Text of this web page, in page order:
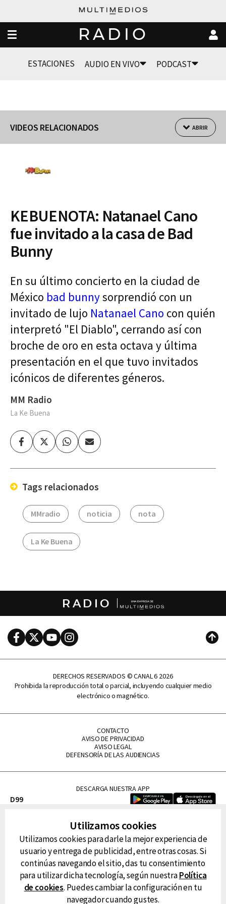
RADIO
ESTACIONES AUDIO EN VIVO PODCAST
VIDEOS RELACIONADOS ABRIR
KEBUENOTA: Natanael Cano
fue invitado a la casa de Bad
Bunny
En su último concierto en la ciudad de
México bad bunnysorprendió con un
invitado de lujo Natanael Cano con quién
interpretó "El Diablo", cerrando así con
broche de oro en esta octava y última
presentación en el que tuvo invitados
icónicos de diferentes géneros.
MM Radio
La Ke Buena
FacebookTwitterWhatsapp
Enviar
por
Tags relacionados
MMradio noticia nota
La Ke Buena
RADIO
FacebookTwitterYoutubeInstagram
DERECHOS RESERVADOS © CANAL 6 2026
Prohibida la reproducción total o parcial, incluyendo cualquier medio
electrónico o magnético.
CONTACTO
AVISO DE PRIVACIDAD
AVISO LEGAL
DEFENSORÍA DE LAS AUDIENCIAS
DESCARGA NUESTRA APP
D99
FM Tu
RG Deportiva
Classic FM
Utilizamos cookies
Utilizamos cookies para darle la mejor experiencia de
usuario y entrega de publicidad, entre otras cosas. Si
continúas navegando el sitio, das tu consentimiento
para utilizar dicha tecnología, según nuestraPolítica
de cookies. Puedes cambiar la configuración en tu
navegador cuando gustes.